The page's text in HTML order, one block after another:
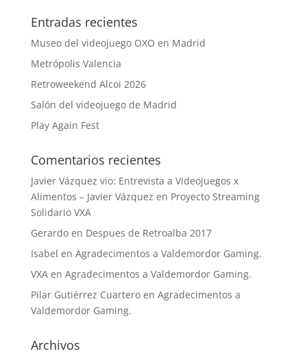
Entradas recientes
Museo del videojuego OXO en Madrid
Metrópolis Valencia
Retroweekend Alcoi 2026
Salón del videojuego de Madrid
Play Again Fest
Comentarios recientes
Javier Vázquez vio: Entrevista a Videojuegos x
Alimentos – Javier Vázquez en Proyecto Streaming
Solidario VXA
Gerardoen Despues de Retroalba 2017
Isabel en Agradecimentos a Valdemordor Gaming.
VXAen Agradecimentos a Valdemordor Gaming.
Pilar Gutiérrez Cuarteroen Agradecimentos a
Valdemordor Gaming.
Archivos